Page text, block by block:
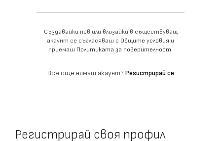
Създавайки нов или влизайки в съществуващ
акаунт се съгласяваш с Общите условия и
приемаш Политиката за поверителност.
Все още нямаш акаунт? Регистрирай се
Регистрирай своя профил